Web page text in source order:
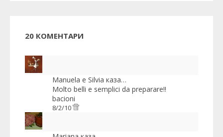
20 КОМЕНТАРИ
Manuela e Silvia каза…
Molto belli e semplici da preparare!!
bacioni
8/2/10